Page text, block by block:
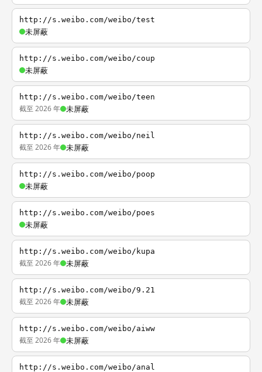
http://s.weibo.com/weibo/test
未屏蔽
http://s.weibo.com/weibo/coup
未屏蔽
http://s.weibo.com/weibo/teen
截至 2026 年 未屏蔽
http://s.weibo.com/weibo/neil
截至 2026 年 未屏蔽
http://s.weibo.com/weibo/poop
未屏蔽
http://s.weibo.com/weibo/poes
未屏蔽
http://s.weibo.com/weibo/kupa
截至 2026 年 未屏蔽
http://s.weibo.com/weibo/9.21
截至 2026 年 未屏蔽
http://s.weibo.com/weibo/aiww
截至 2026 年 未屏蔽
http://s.weibo.com/weibo/anal